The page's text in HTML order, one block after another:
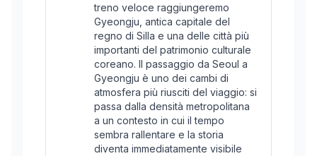
treno veloce raggiungeremo
Gyeongju, antica capitale del
regno di Silla e una delle città più
importanti del patrimonio culturale
coreano. Il passaggio da Seoul a
Gyeongju è uno dei cambi di
atmosfera più riusciti del viaggio: si
passa dalla densità metropolitana
a un contesto in cui il tempo
sembra rallentare e la storia
diventa immediatamente visibile